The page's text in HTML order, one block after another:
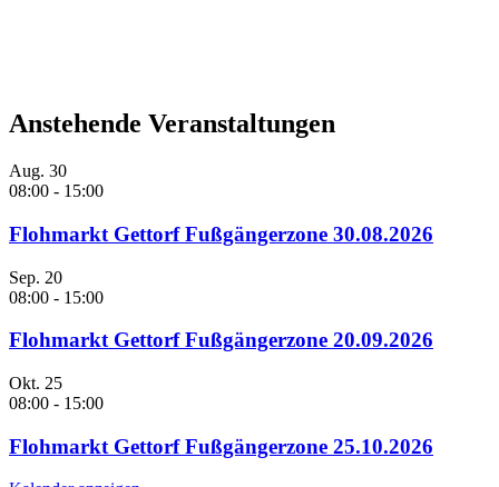
Anstehende Veranstaltungen
Aug. 30
08:00 - 15:00
Flohmarkt Gettorf Fußgängerzone 30.08.2026
Sep. 20
08:00 - 15:00
Flohmarkt Gettorf Fußgängerzone 20.09.2026
Okt. 25
08:00 - 15:00
Flohmarkt Gettorf Fußgängerzone 25.10.2026